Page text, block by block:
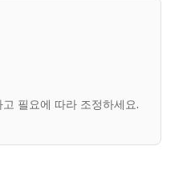
필요에 따라 조정하세요.